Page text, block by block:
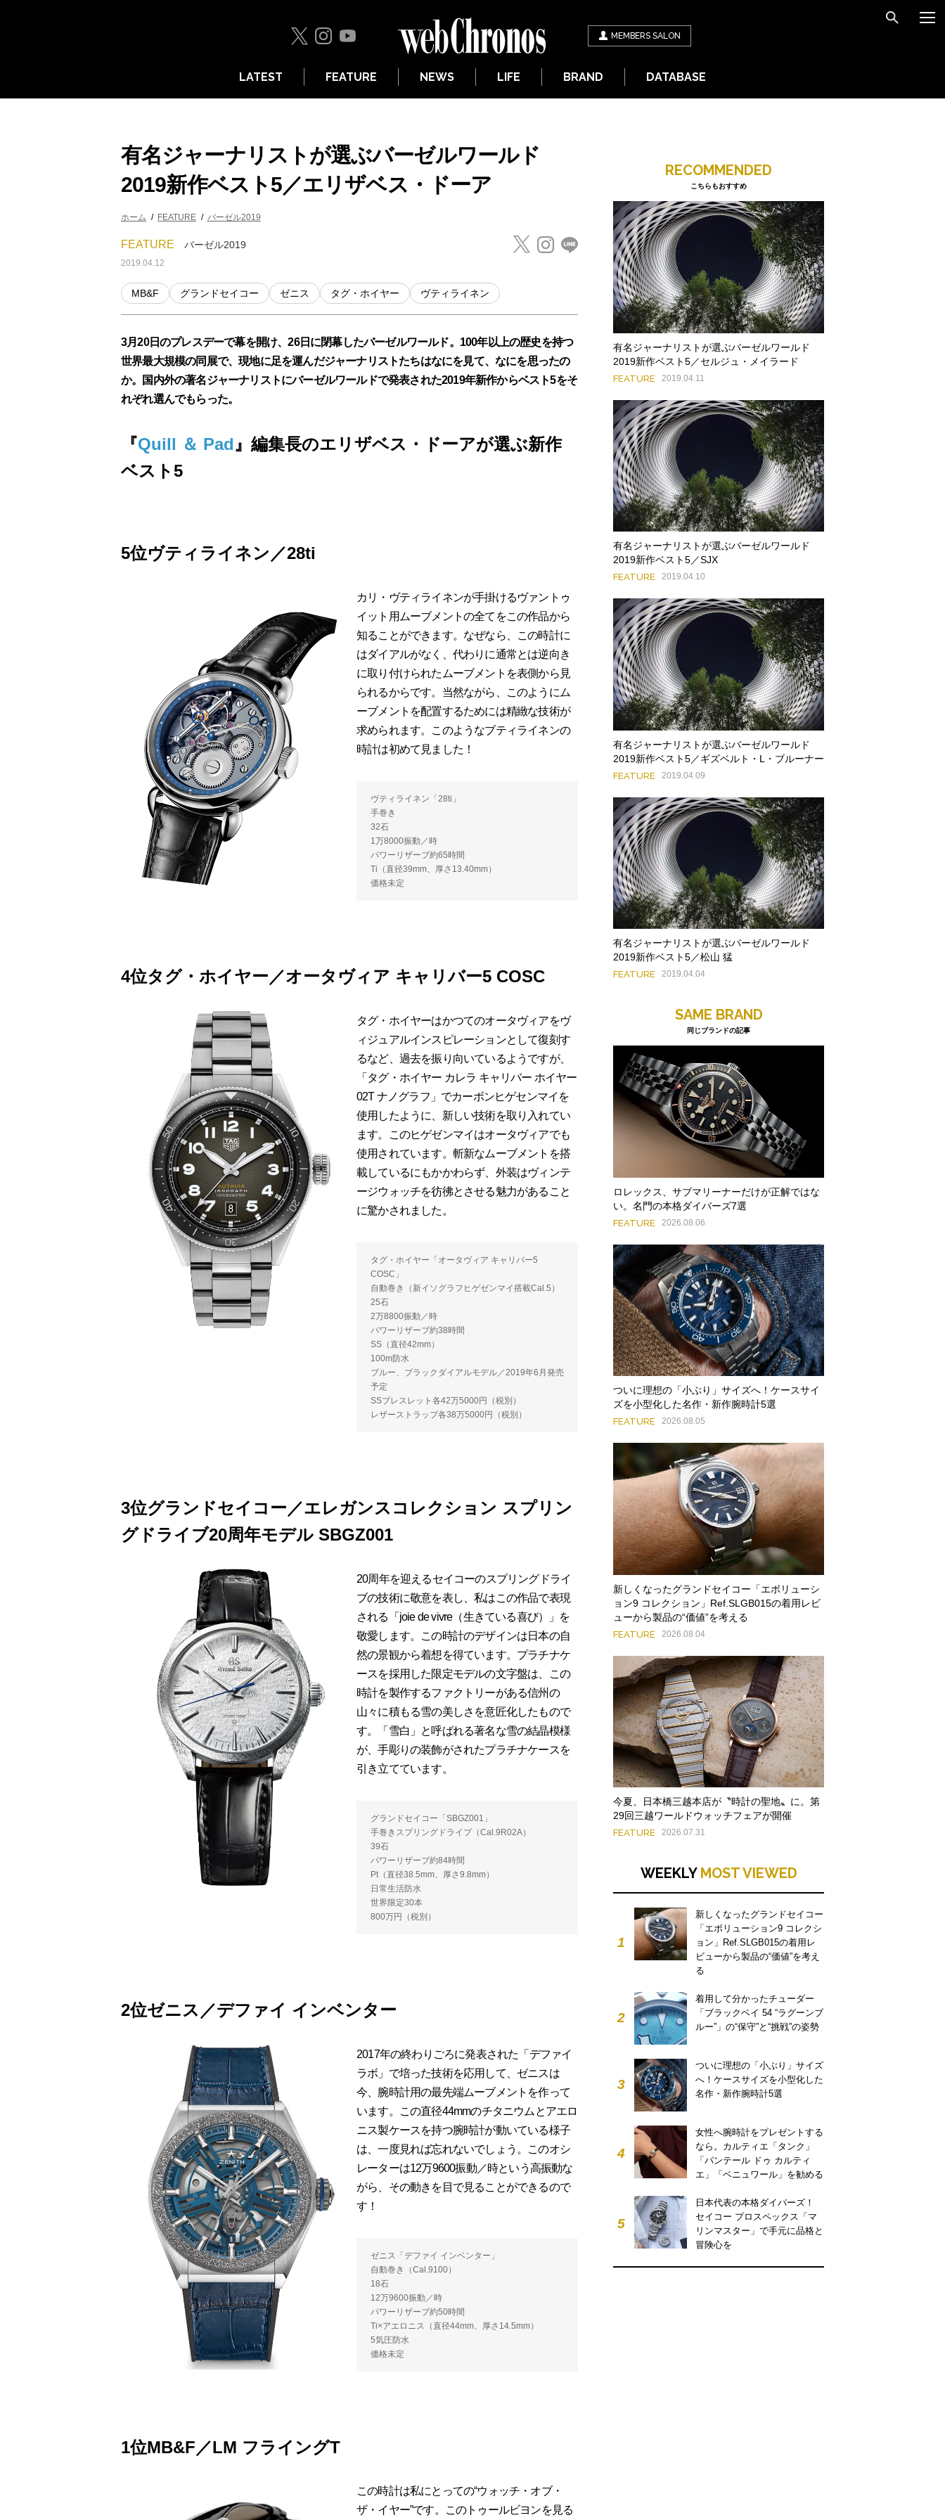
MEMBERS SALON
LATEST FEATURE NEWS LIFE BRAND DATABASE
有名ジャーナリストが選ぶバーゼルワールド
2019新作ベスト5／エリザベス・ドーア
ホーム FEATURE バーゼル2019
FEATURE バーゼル2019
2019.04.12
MB&F グランドセイコー ゼニス タグ・ホイヤー ヴティライネン
3月20日のプレスデーで幕を開け、26日に閉幕したバーゼルワールド。100年以上の歴史を持つ
世界最大規模の同展で、現地に足を運んだジャーナリストたちはなにを見て、なにを思ったの
か。国内外の著名ジャーナリストにバーゼルワールドで発表された2019年新作からベスト5をそ
れぞれ選んでもらった。
『Quill ＆ Pad』編集長のエリザベス・ドーアが選ぶ新作
ベスト5
5位ヴティライネン／28ti
カリ・ヴティライネンが手掛けるヴァントゥ
イット用ムーブメントの全てをこの作品から
知ることができます。なぜなら、この時計に
はダイアルがなく、代わりに通常とは逆向き
に取り付けられたムーブメントを表側から見
られるからです。当然ながら、このようにム
ーブメントを配置するためには精緻な技術が
求められます。このようなブティライネンの
時計は初めて見ました！
ヴティライネン「28ti」
手巻き
32石
1万8000振動／時
パワーリザーブ約65時間
Ti（直径39mm、厚さ13.40mm）
価格未定
4位タグ・ホイヤー／オータヴィア キャリバー5 COSC
タグ・ホイヤーはかつてのオータヴィアをヴ
ィジュアルインスピレーションとして復刻す
るなど、過去を振り向いているようですが、
「タグ・ホイヤー カレラ キャリバー ホイヤー
02T ナノグラフ」でカーボンヒゲセンマイを
使用したように、新しい技術を取り入れてい
ます。このヒゲゼンマイはオータヴィアでも
使用されています。斬新なムーブメントを搭
載しているにもかかわらず、外装はヴィンテ
ージウォッチを彷彿とさせる魅力があること
に驚かされました。
タグ・ホイヤー「オータヴィア キャリバー5
COSC」
自動巻き（新イソグラフヒゲゼンマイ搭載Cal.5）
25石
2万8800振動／時
パワーリザーブ約38時間
SS（直径42mm）
100m防水
ブルー、ブラックダイアルモデル／2019年6月発売
予定
SSブレスレット各42万5000円（税別）
レザーストラップ各38万5000円（税別）
3位グランドセイコー／エレガンスコレクション スプリン
グドライブ20周年モデル SBGZ001
20周年を迎えるセイコーのスプリングドライ
ブの技術に敬意を表し、私はこの作品で表現
される「joie de vivre（生きている喜び）」を
敬愛します。この時計のデザインは日本の自
然の景観から着想を得ています。プラチナケ
ースを採用した限定モデルの文字盤は、この
時計を製作するファクトリーがある信州の
山々に積もる雪の美しさを意匠化したもので
す。「雪白」と呼ばれる著名な雪の結晶模様
が、手彫りの装飾がされたプラチナケースを
引き立てています。
グランドセイコー「SBGZ001」
手巻きスプリングドライブ（Cal.9R02A）
39石
パワーリザーブ約84時間
Pt（直径38.5mm、厚さ9.8mm）
日常生活防水
世界限定30本
800万円（税別）
2位ゼニス／デファイ インベンター
2017年の終わりごろに発表された「デファイ
ラボ」で培った技術を応用して、ゼニスは
今、腕時計用の最先端ムーブメントを作って
います。この直径44mmのチタニウムとアエロ
ニス製ケースを持つ腕時計が動いている様子
は、一度見れば忘れないでしょう。このオシ
レーターは12万9600振動／時という高振動な
がら、その動きを目で見ることができるので
す！
ゼニス「デファイ インベンター」
自動巻き（Cal.9100）
18石
12万9600振動／時
パワーリザーブ約50時間
Ti×アエロニス（直径44mm、厚さ14.5mm）
5気圧防水
価格未定
1位MB&F／LM フライングT
この時計は私にとっての“ウォッチ・オブ・
ザ・イヤー”です。このトゥールビヨンを見る
RECOMMENDED
こちらもおすすめ
有名ジャーナリストが選ぶバーゼルワールド
2019新作ベスト5／セルジュ・メイラード
FEATURE 2019.04.11
有名ジャーナリストが選ぶバーゼルワールド
2019新作ベスト5／SJX
FEATURE 2019.04.10
有名ジャーナリストが選ぶバーゼルワールド
2019新作ベスト5／ギズベルト・L・ブルーナー
FEATURE 2019.04.09
有名ジャーナリストが選ぶバーゼルワールド
2019新作ベスト5／松山 猛
FEATURE 2019.04.04
SAME BRAND
同じブランドの記事
ロレックス、サブマリーナーだけが正解ではな
い。名門の本格ダイバーズ7選
FEATURE 2026.08.06
ついに理想の「小ぶり」サイズへ！ケースサイ
ズを小型化した名作・新作腕時計5選
FEATURE 2026.08.05
新しくなったグランドセイコー「エボリューシ
ョン9 コレクション」Ref.SLGB015の着用レビ
ューから製品の“価値”を考える
FEATURE 2026.08.04
今夏、日本橋三越本店が〝時計の聖地〟に。第
29回三越ワールドウォッチフェアが開催
FEATURE 2026.07.31
WEEKLY MOST VIEWED
1
新しくなったグランドセイコー
「エボリューション9 コレクシ
ョン」Ref.SLGB015の着用レ
ビューから製品の“価値”を考え
る
2
着用して分かったチューダー
「ブラックベイ 54 “ラグーンブ
ルー”」の“保守”と“挑戦”の姿勢
3
ついに理想の「小ぶり」サイズ
へ！ケースサイズを小型化した
名作・新作腕時計5選
4
女性へ腕時計をプレゼントする
なら。カルティエ「タンク」
「パンテール ドゥ カルティ
エ」「ベニュワール」を勧める
5
日本代表の本格ダイバーズ！
セイコー プロスペックス「マ
リンマスター」で手元に品格と
冒険心を